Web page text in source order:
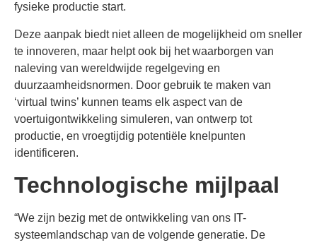
fysieke productie start.
Deze aanpak biedt niet alleen de mogelijkheid om sneller
te innoveren, maar helpt ook bij het waarborgen van
naleving van wereldwijde regelgeving en
duurzaamheidsnormen. Door gebruik te maken van
‘virtual twins’ kunnen teams elk aspect van de
voertuigontwikkeling simuleren, van ontwerp tot
productie, en vroegtijdig potentiële knelpunten
identificeren.
Technologische mijlpaal
“We zijn bezig met de ontwikkeling van ons IT-
systeemlandschap van de volgende generatie. De